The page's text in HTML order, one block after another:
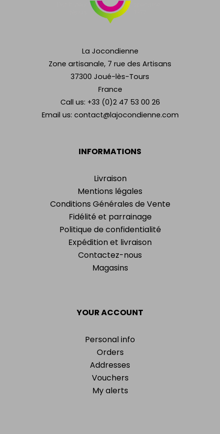
INFORMATIONS
Livraison
Mentions légales
Conditions Générales de Vente
Fidélité et parrainage
Politique de confidentialité
Expédition et livraison
Contactez-nous
Magasins
YOUR ACCOUNT
Personal info
Orders
Addresses
Vouchers
My alerts
La Jocondienne
Zone artisanale, 7 rue des Artisans
37300 Joué-lès-Tours
France
Call us: +33 (0)2 47 53 00 26
Email us: contact@lajocondienne.com